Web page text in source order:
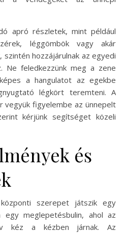
apró részletek, mint például
léggömbök vagy akár
hozzájárulnak az egyedi
Ne feledkezzünk meg a zene
a hangulatot az egekbe
légkört teremteni. A
vegyük figyelembe az ünnepelt
kérjünk segítséget közeli
és
szerepet játszik egy
egy meglepetésbulin, ahol az
kéz a kézben járnak. Az